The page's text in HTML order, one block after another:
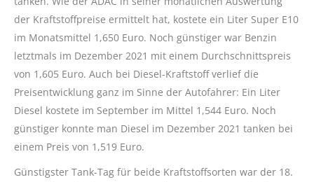
der Kraftstoffpreise ermittelt hat, kostete ein Liter Super E10
im Monatsmittel 1,650 Euro. Noch günstiger war Benzin
letztmals im Dezember 2021 mit einem Durchschnittspreis
von 1,605 Euro. Auch bei Diesel-Kraftstoff verlief die
Preisentwicklung ganz im Sinne der Autofahrer: Ein Liter
Diesel kostete im September im Mittel 1,544 Euro. Noch
günstiger konnte man Diesel im Dezember 2021 tanken bei
einem Preis von 1,519 Euro.
Günstigster Tank-Tag für beide Kraftstoffsorten war der 18.